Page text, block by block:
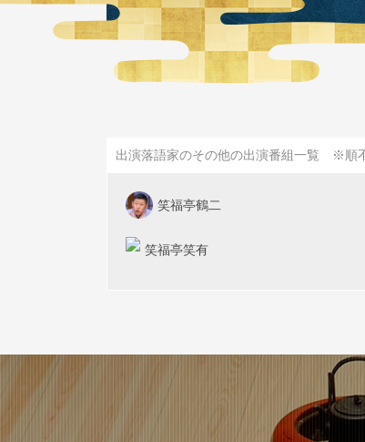
出演落語家のその他の出演番組一覧 ※順
笑福亭鶴二
笑福亭笑有